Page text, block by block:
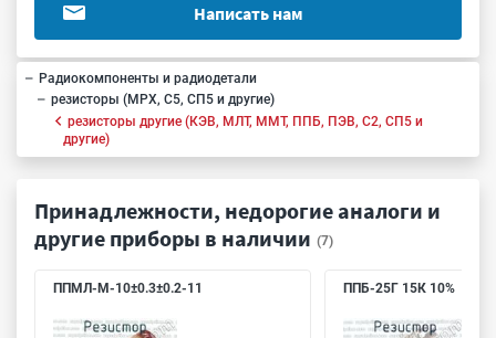
Написать нам
Радиокомпоненты и радиодетали
резисторы (МРХ, С5, СП5 и другие)
резисторы другие (КЭВ, МЛТ, ММТ, ППБ, ПЭВ, С2, СП5 и
другие)
Принадлежности, недорогие аналоги и
другие приборы в наличии (7)
ППМЛ-М-10±0.3±0.2-11 ППБ-25Г 15К 10%